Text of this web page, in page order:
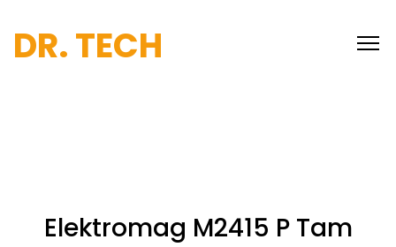
DR. TECH
Elektromag M2415 P Tam